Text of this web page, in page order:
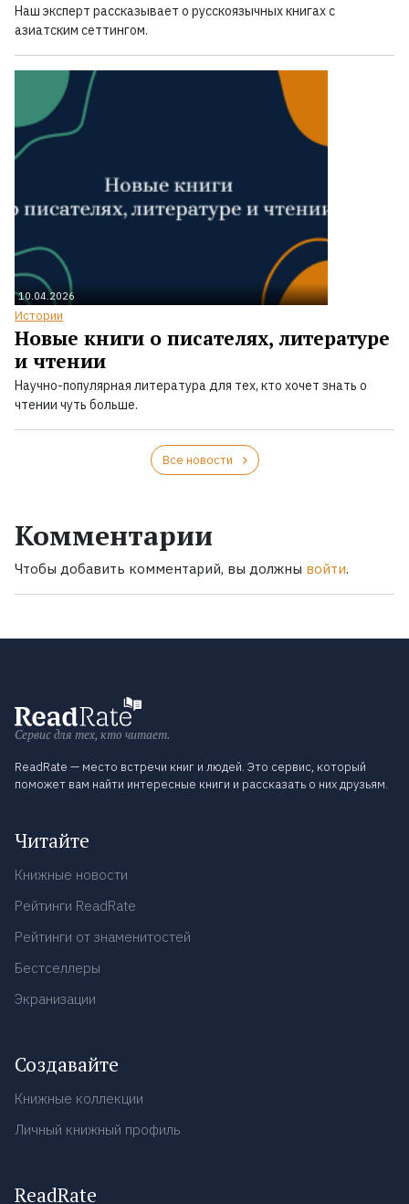
Наш эксперт рассказывает о русскоязычных книгах с
азиатским сеттингом.
10.04.2026
Истории
Новые книги о писателях, литературе
и чтении
Научно-популярная литература для тех, кто хочет знать о
чтении чуть больше.
Все новости
Комментарии
Чтобы добавить комментарий, вы должны войти.
Сервис для тех, кто читает.
ReadRate — место встречи книг и людей. Это сервис, который
поможет вам найти интересные книги и рассказать о них друзьям.
Читайте
Книжные новости
Рейтинги ReadRate
Рейтинги от знаменитостей
Бестселлеры
Экранизации
Создавайте
Книжные коллекции
Личный книжный профиль
ReadRate